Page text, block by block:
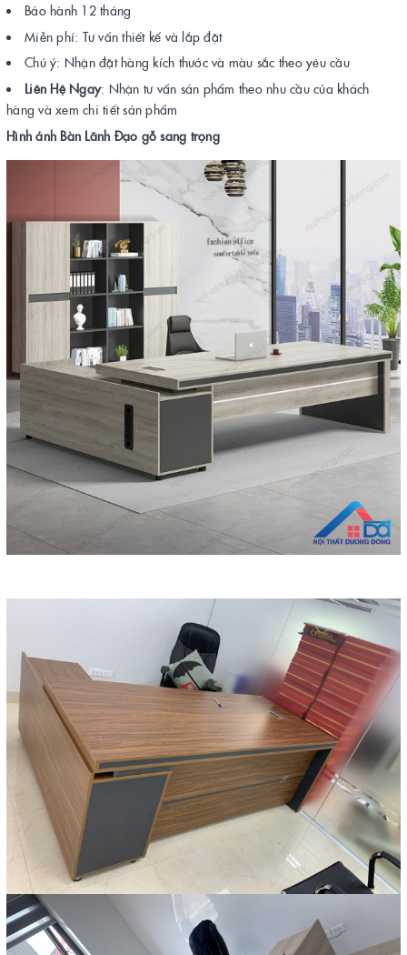
Bảo hành 12 tháng
Miễn phí: Tư vấn thiết kế và lắp đặt
Chú ý: Nhận đặt hàng kích thước và màu sắc theo yêu cầu
Liên Hệ Ngay: Nhận tư vấn sản phẩm theo nhu cầu của khách
hàng và xem chi tiết sản phẩm
Hình ảnh Bàn Lãnh Đạo gỗ sang trọng